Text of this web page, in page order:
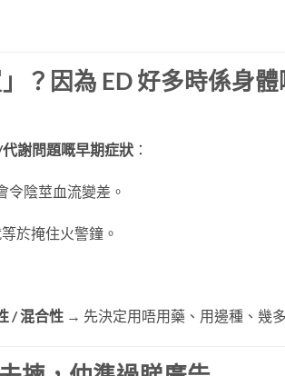
？因為 ED 好多時係身體
謝問題嘅早期症狀 ：
陰莖血流變差。
於掩住火警鐘。
/ 混合性 → 先決定用唔用藥、用邊種、幾多